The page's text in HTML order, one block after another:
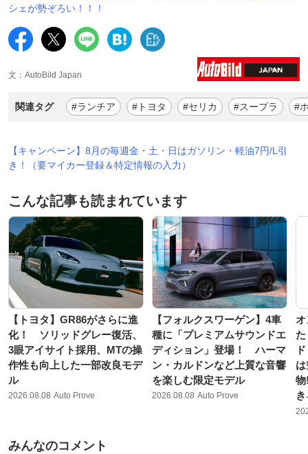
シェが勢ぞろい！！！
文：AutoBild Japan
関連タグ #ランチア #トヨタ #セリカ #スープラ #
【キャンペーン】8月の毎週金・土・日はガソリン・軽油7円/L引
き！（要マイカー登録＆特定情報の入力）
こんな記事も読まれています
【トヨタ】GR86がさらに進
化！ ソリッドグレー復活、
3眼アイサイト採用、MTの操
作性も向上した一部改良モデ
ル
2026.08.08 Auto Prove
【フォルクスワーゲン】4車
種に「プレミアムサウンドエ
ディション」登場！ ハーマ
ン・カルドンなど上質な音響
を楽しむ限定モデル
2026.08.08 Auto Prove
オ
みんなのコメント